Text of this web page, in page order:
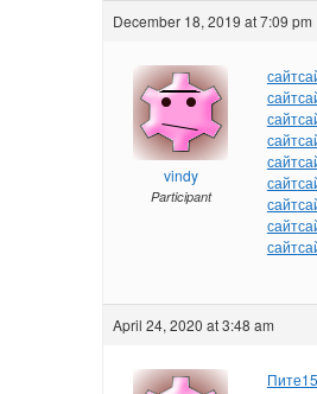
December 18, 2019 at 7:09 pm
vindy
Participant
сайт
сайт
сайт
сайт
сайт
сайт
сайт
сайт
сайт
April 24, 2020 at 3:48 am
Пите